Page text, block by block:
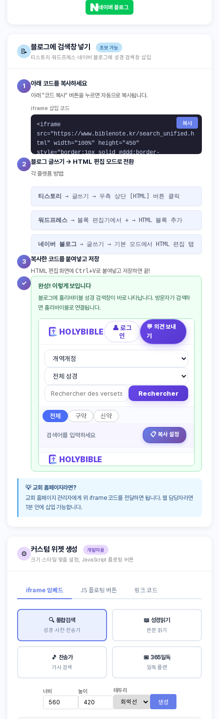
네이버 블로그
📝 블로그에 검색창 넣기 초보 가능
티스토리·워드프레스·네이버 블로그에 성경 검색창 삽입
1 아래 코드를 복사하세요
아래 "코드 복사" 버튼을 누르면 자동으로 복사됩니다.
iframe 삽입 코드
복사
2 블로그 글쓰기 → HTML 편집 모드로 전환
각 플랫폼 방법:
티스토리 → 글쓰기 → 우측 상단 [HTML] 버튼 클릭
워드프레스→ 블록 편집기에서 +→ HTML 블록 추가
네이버 블로그→ 글쓰기 → 기본 모드에서 HTML 편집 탭
3 복사한 코드를 붙여넣고 저장
HTML 편집 화면에Ctrl+V로 붙여넣고 저장하면 끝!
✓ 완성! 이렇게 보입니다
블로그에 홀리바이블 성경 검색창이 바로 나타납니다. 방문자가 검색하
면 홀리바이블로 연결됩니다.
💡 교회 홈페이지라면?
교회 홈페이지 관리자에게 위 iframe 코드를 전달하면 됩니다. 웹 담당자라면
1분 안에 삽입 가능합니다.
⚙️ 커스텀 위젯 생성 개발자용
크기·스타일 맞춤 설정, JavaScript 플로팅 버튼
iframe 임베드 JS 플로팅 버튼 링크 코드
🔍 통합검색
성경·사전·찬송가
📖 성경읽기
본문 읽기
🎵 찬송가
가사 검색
📅 365일독
일독 플랜
너비 높이 테두리
생성